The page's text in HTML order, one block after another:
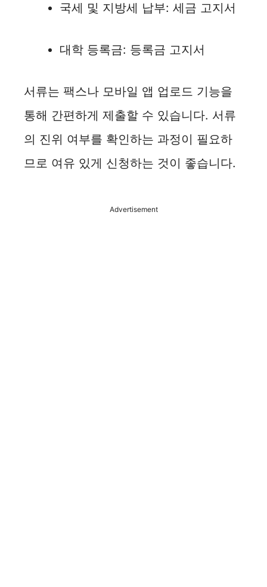
국세 및 지방세 납부: 세금 고지서
대학 등록금: 등록금 고지서
서류는 팩스나 모바일 앱 업로드 기능을
통해 간편하게 제출할 수 있습니다. 서류
의 진위 여부를 확인하는 과정이 필요하
므로 여유 있게 신청하는 것이 좋습니다.
Advertisement